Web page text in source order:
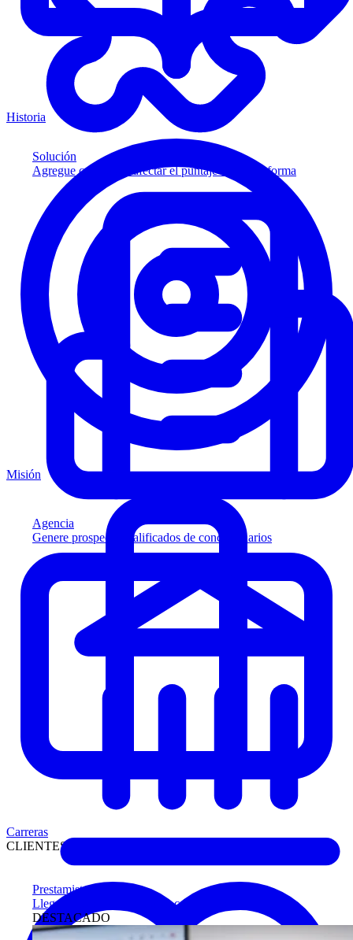
Solución
Agregue crédito sin afectar el puntaje a su plataforma
Agencia
Genere prospectos calificados de concesionarios
Prestamistas
Llegue antes a compradores calificados
DESTACADO
Historia
Misión
Carreras
CLIENTES